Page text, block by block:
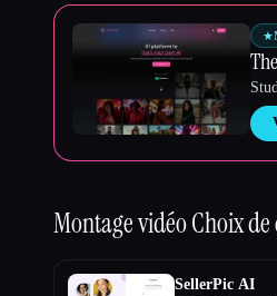
★
Montage vidéoChoix
SellerPic AI